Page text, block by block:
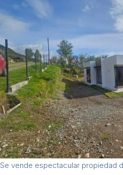
Se vende espectacular propiedad